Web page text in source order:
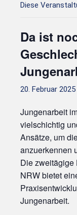
Diese
Da ist
20. Februar
Jungenarbeit
vielschichtig
Ansätze, um
anzuerkennen
Die zweitägige
NRW bietet
Jungenarbeit.